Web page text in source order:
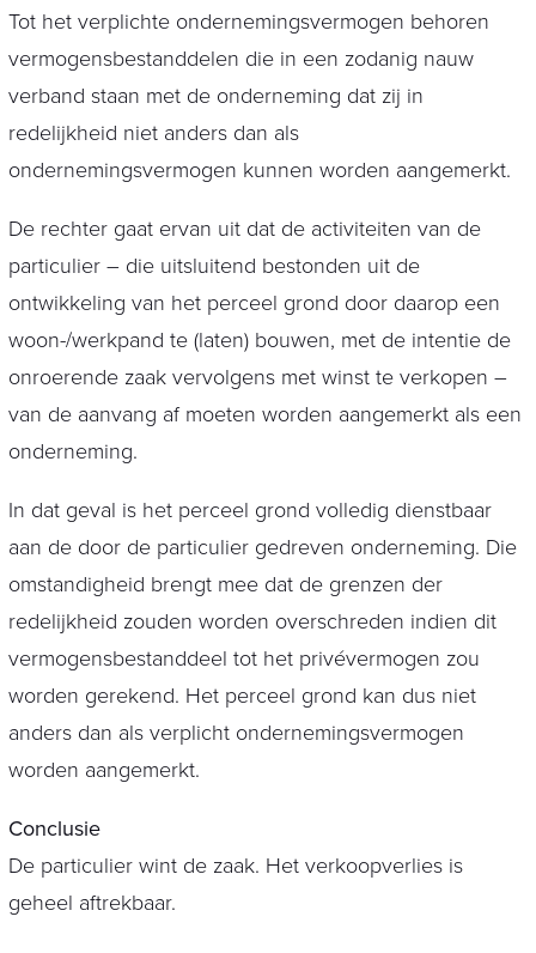
Tot het verplichte ondernemingsvermogen behoren
vermogensbestanddelen die in een zodanig nauw
verband staan met de onderneming dat zij in
redelijkheid niet anders dan als
ondernemingsvermogen kunnen worden aangemerkt.
De rechter gaat ervan uit dat de activiteiten van de
particulier – die uitsluitend bestonden uit de
ontwikkeling van het perceel grond door daarop een
woon-/werkpand te (laten) bouwen, met de intentie de
onroerende zaak vervolgens met winst te verkopen –
van de aanvang af moeten worden aangemerkt als een
onderneming.
In dat geval is het perceel grond volledig dienstbaar
aan de door de particulier gedreven onderneming. Die
omstandigheid brengt mee dat de grenzen der
redelijkheid zouden worden overschreden indien dit
vermogensbestanddeel tot het privévermogen zou
worden gerekend. Het perceel grond kan dus niet
anders dan als verplicht ondernemingsvermogen
worden aangemerkt.
Conclusie
De particulier wint de zaak. Het verkoopverlies is
geheel aftrekbaar.